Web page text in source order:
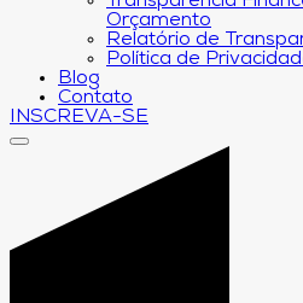
Orçamento
Relatório de
Política de
Blog
Contato
INSCREVA-SE